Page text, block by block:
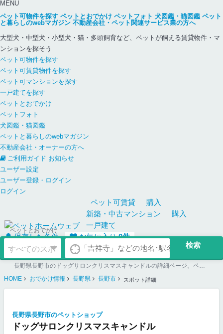
MENU
ペット可物件を探す ペットとおでかけ ペットフォト 犬図鑑・猫図鑑 ペット
と暮らしのwebマガジン 不動産会社・ペット関連サービス業の方へ
大型犬・中型犬・小型犬・猫・多頭飼育など、ペットが飼える賃貸物件・マ
ンションを探そう
ペット可物件を探す
ペット可賃貸物件を探す
ペット可マンションを探す
一戸建てを探す
ペットとおでかけ
ペットフォト
犬図鑑・猫図鑑
ペットと暮らしのwebマガジン
不動産会社・オーナーの方へ
ご利用ガイド お知らせ
ユーザー設定
ユーザー登録・ログイン
ログイン
ペット可賃貸
購入
新築・中古マンション
購入
一戸建て
保存した条件
お気に入り0件
ペットとおでかけ
長野県長野市のドッグサロンクリスマスキャンドルの詳細ページ。ペット同伴可のお店探しならペットホームウェブ。ペット可賃貸のお部屋探し、ペット可マンション購入のご検討時にもご利用ください。
HOME
おでかけ情報 長野県 長野市 スポット詳細
長野県長野市のペットショップ
ドッグサロンクリスマスキャンドル